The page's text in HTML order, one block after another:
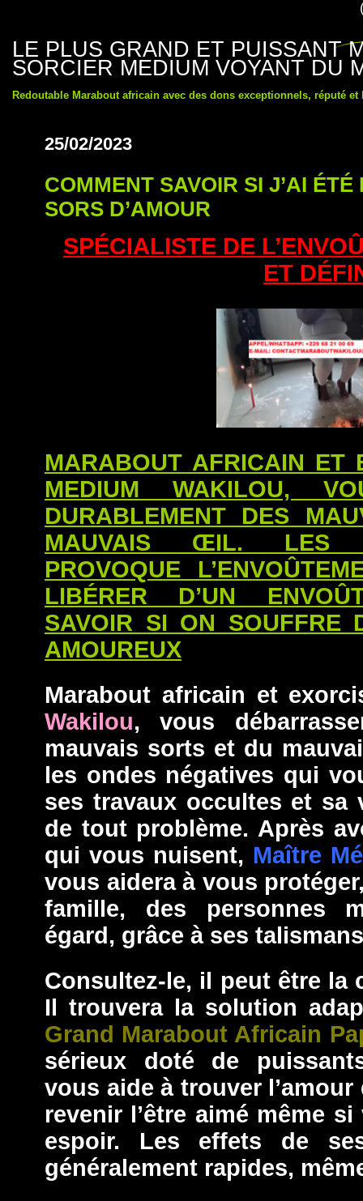
LE PLUS GRAND ET PUISSANT
SORCIER MEDIUM VOYANT DU
Redoutable Marabout africain avec des dons exceptionnels, réputé et
25/02/2023
COMMENT SAVOIR SI J’AI
SORS D’AMOUR
SPÉCIALISTE DE
ET
MARABOUT AFRICAIN ET
MEDIUM WAKILOU,
DURABLEMENT DES
MAUVAIS ŒIL. LES
PROVOQUE
LIBÉRER D’UN
SAVOIR SI ON SOUFFRE
AMOUREUX
Marabout africain et
Wakilou, vous
mauvais sorts et du
les ondes négatives qui
ses travaux occultes et sa
de tout problème. Après
qui vous nuisent, Maître
vous aidera à vous
famille, des personnes
égard, grâce à ses
Consultez-le, il peut être la
Il trouvera la solution
Grand Marabout Africain
sérieux doté de
vous aide à trouver
revenir l’être aimé même
espoir. Les effets de
généralement rapides,